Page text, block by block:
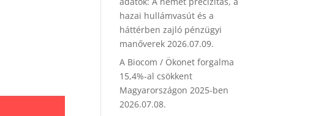
hazai hullámvasút és a
háttérben zajló pénzügyi
manőverek 2026.07.09.
A Biocom / Ökonet forgalma
15,4%-al csökkent
Magyarországon 2025-ben
2026.07.08.